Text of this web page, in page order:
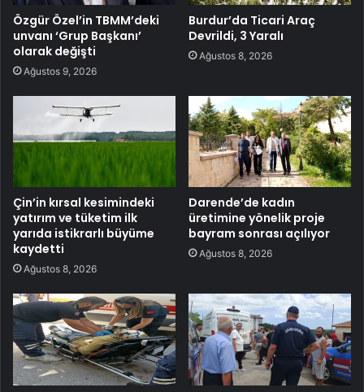
Özgür Özel’in TBMM’deki
unvanı ‘Grup Başkanı’
olarak değişti
Ağustos 9, 2026
Burdur’da Ticari Araç
Devrildi, 3 Yaralı
Ağustos 8, 2026
Çin’in kırsal kesimindeki
yatırım ve tüketim ilk
yarıda istikrarlı büyüme
kaydetti
Ağustos 8, 2026
Darende’de kadın
üretimine yönelik proje
bayram sonrası açılıyor
Ağustos 8, 2026